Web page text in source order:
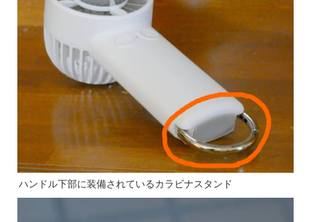
ハンドル下部に装備されているカラビナスタンド